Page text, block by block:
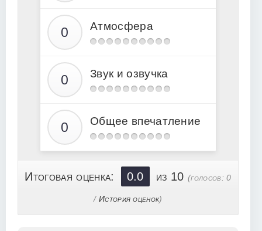
24
Атмосфера
Звук и озвучка
Общее впечатление
Итоговая оценка: 0.0 из 10(голосов:0
/ История оценок)